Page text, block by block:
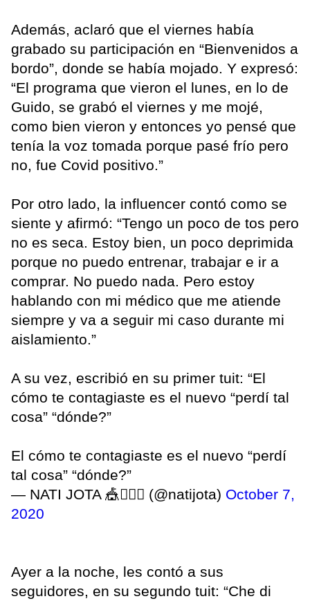
Además, aclaró que el viernes había
grabado su participación en “Bienvenidos a
bordo”, donde se había mojado. Y expresó:
“El programa que vieron el lunes, en lo de
Guido, se grabó el viernes y me mojé,
como bien vieron y entonces yo pensé que
tenía la voz tomada porque pasé frío pero
no, fue Covid positivo.”
Por otro lado, la influencer contó como se
siente y afirmó: “Tengo un poco de tos pero
no es seca. Estoy bien, un poco deprimida
porque no puedo entrenar, trabajar e ir a
comprar. No puedo nada. Pero estoy
hablando con mi médico que me atiende
siempre y va a seguir mi caso durante mi
aislamiento.”
A su vez, escribió en su primer tuit: “El
cómo te contagiaste es el nuevo “perdí tal
cosa” “dónde?”
El cómo te contagiaste es el nuevo “perdí
tal cosa” “dónde?”
— NATI JOTA 🎪🧜🏼‍♀️ (@natijota) October 7,
2020
Ayer a la noche, les contó a sus
seguidores, en su segundo tuit: “Che di